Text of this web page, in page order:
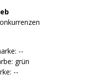
--
grün
--